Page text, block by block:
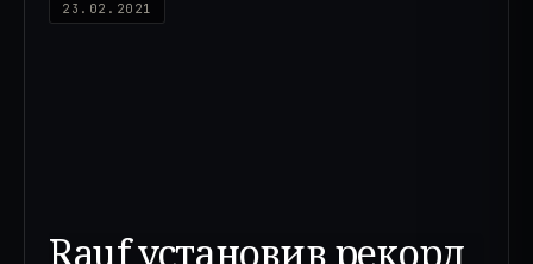
23.02.2021
Rauf установив рекорд